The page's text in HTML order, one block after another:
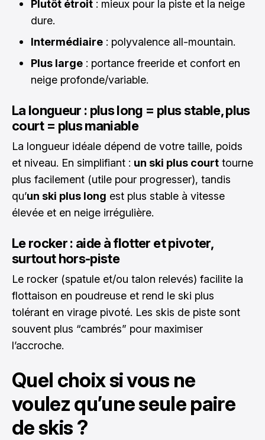
Plutôt étroit : mieux pour la piste et la neige
dure.
Intermédiaire : polyvalence all-mountain.
Plus large : portance freeride et confort en
neige profonde/variable.
La longueur : plus long = plus stable, plus
court = plus maniable
La longueur idéale dépend de votre taille, poids
et niveau. En simplifiant : un ski plus court tourne
plus facilement (utile pour progresser), tandis
qu’un ski plus long est plus stable à vitesse
élevée et en neige irrégulière.
Le rocker : aide à flotter et pivoter,
surtout hors-piste
Le rocker (spatule et/ou talon relevés) facilite la
flottaison en poudreuse et rend le ski plus
tolérant en virage pivoté. Les skis de piste sont
souvent plus “cambrés” pour maximiser
l’accroche.
Quel choix si vous ne
voulez qu’une seule paire
de skis ?